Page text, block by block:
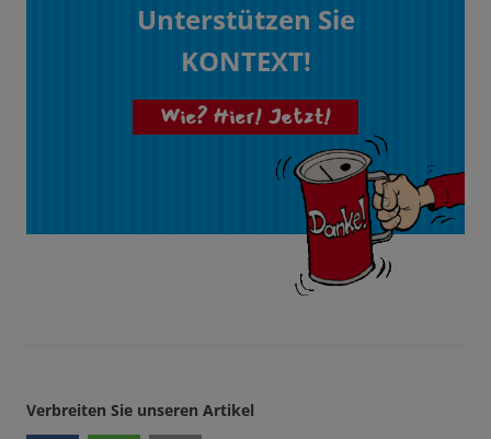
Unterstützen Sie
KONTEXT!
Wie? Hier! Jetzt!
Verbreiten Sie unseren Artikel